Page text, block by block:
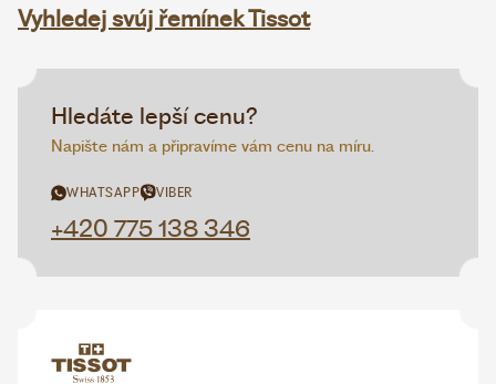
Vyhledej svúj řemínek Tissot
Hledáte lepší cenu?
Napište nám a připravíme vám cenu na míru.
WHATSAPP VIBER
+420 775 138 346